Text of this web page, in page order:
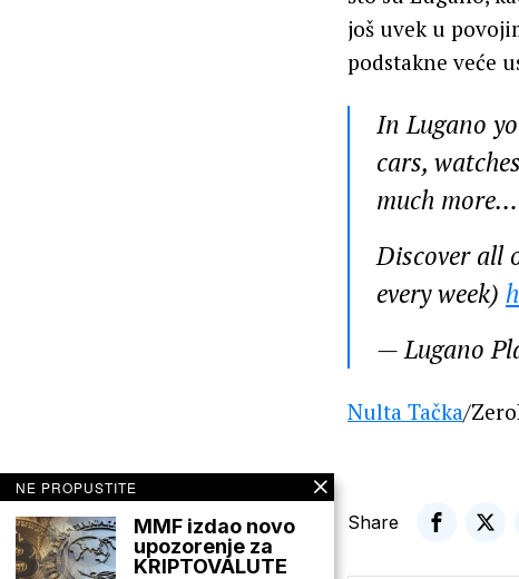
još uvek u
podstakne veće
In Lugano
cars,
much more…
Discover all
every week)
— Lugano
Nulta Tačka/
Share
NE PROPUSTITE
MMF izdao novo
upozorenje za
KRIPTOVALUTE